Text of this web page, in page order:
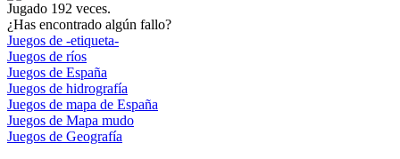
Jugado 192 veces.
¿Has encontrado algún fallo?
Juegos de -etiqueta-
Juegos de ríos
Juegos de España
Juegos de hidrografía
Juegos de mapa de España
Juegos de Mapa mudo
Juegos de Geografía